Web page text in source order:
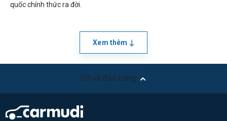
quốc chính thức ra đời.
Xem thêm
Trở về đầu trang